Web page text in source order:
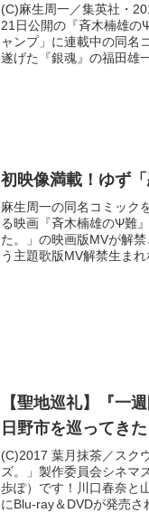
(C)麻生周一／集英社・
21日公開の『斉木楠雄の
ャンプ」に連載中の同名
遂げた『銀魂』の福田雄
初映像満載！ゆず
麻生周一の同名コミック
る映画『斉木楠雄のѰ難
た。」の映画版MVが解
う主題歌版MV解禁生ま
【聖地巡礼】『一
日野市を巡ってきた
(C)2017 葉月抹茶／スク
ズ。」製作委員会シネマ
歩ぽ）です！川口春奈と
にBlu-ray＆DVDが発売さ